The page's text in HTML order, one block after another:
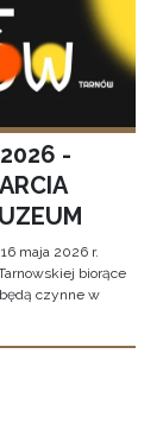
-
maja 2026 r.
biorące
czynne w